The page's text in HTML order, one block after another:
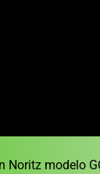
Noritz modelo